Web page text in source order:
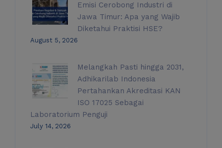
Emisi Cerobong Industri di
Jawa Timur: Apa yang Wajib
Diketahui Praktisi HSE?
August 5, 2026
Melangkah Pasti hingga 2031,
Adhikarilab Indonesia
Pertahankan Akreditasi KAN
ISO 17025 Sebagai
Laboratorium Penguji
July 14, 2026